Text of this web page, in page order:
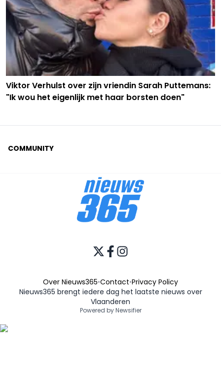
Viktor Verhulst over zijn vriendin Sarah Puttemans:
"Ik wou het eigenlijk met haar borsten doen"
COMMUNITY
Over Nieuws365•Contact•Privacy Policy
Nieuws365 brengt iedere dag het laatste nieuws over
Vlaanderen
Powered by Newsifier